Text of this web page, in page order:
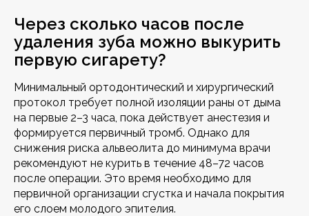
Через сколько часов после
удаления зуба можно выкурить
первую сигарету?
Минимальный ортодонтический и хирургический
протокол требует полной изоляции раны от дыма
на первые 2–3 часа, пока действует анестезия и
формируется первичный тромб. Однако для
снижения риска альвеолита до минимума врачи
рекомендуют не курить в течение 48–72 часов
после операции. Это время необходимо для
первичной организации сгустка и начала покрытия
его слоем молодого эпителия.